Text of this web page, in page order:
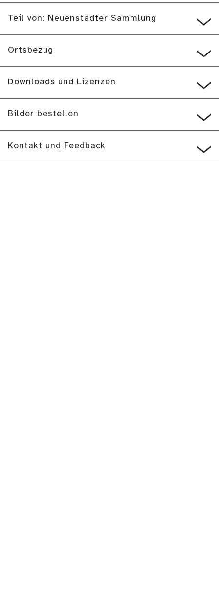
Teil von: Neuenstädter Sammlung
Ortsbezug
Downloads und Lizenzen
Bilder bestellen
Kontakt und Feedback